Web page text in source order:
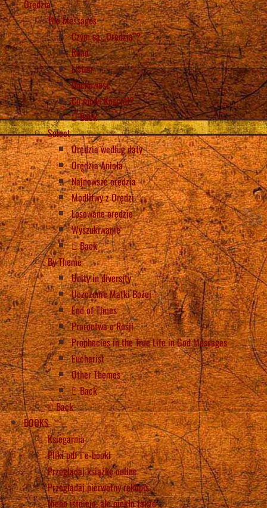
Orędzia
The Messages
Czym są „Orędzia”?
Read
Listen
Duchowość
Co mówi Kościół?
Back
Select
Orędzia według daty
Orędzia Anioła
Najnowsze orędzia
Modlitwy z Orędzi
Losowane orędzie
Wyszukiwanie
Back
By Theme
Unity in diversity
Uczczenie Matki Bożej
End of Times
Proroctwa o Rosji
Prophecies in the True Life in God Messages
Eucharist
Other Themes
Back
Back
BOOKS
Księgarnia
Pliki pdf i e-booki
Przeglądaj książkę online
Przeglądaj pierwotny rękopis
Niebo istnieje, ale piekło także